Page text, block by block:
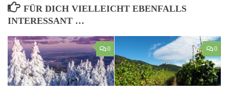
FÜR DICH VIELLEICHT EBENFALLS
INTERESSANT …
0 0